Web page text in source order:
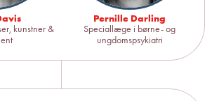
kunstner &
Pernille Darling
Speciallæge i børne- og
ungdomspsykiatri